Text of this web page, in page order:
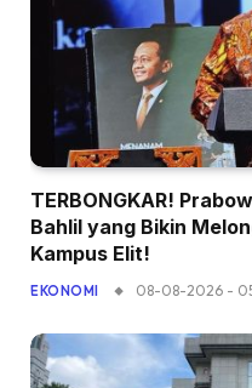
TERBONGKAR!
Bahlil yang Bikin
Kampus Elit!
EKONOMI 08-08-2026 -